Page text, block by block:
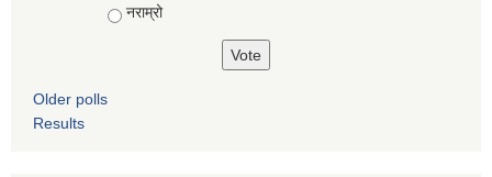
नराम्रो
Older polls
Results